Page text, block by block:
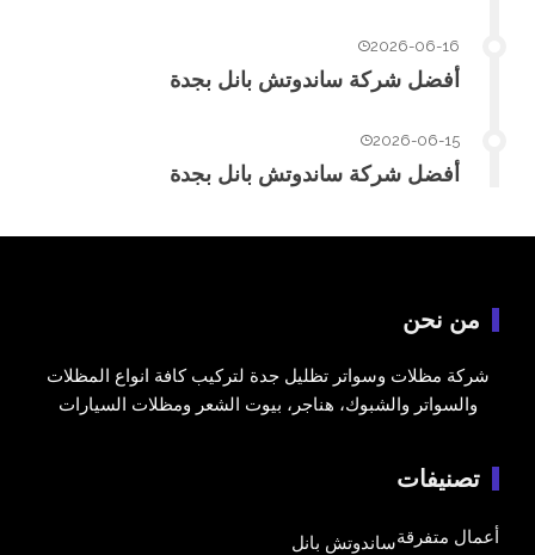
2026-06-16
أفضل شركة ساندوتش بانل بجدة
2026-06-15
أفضل شركة ساندوتش بانل بجدة
من نحن
شركة مظلات وسواتر تظليل جدة لتركيب كافة انواع المظلات
والسواتر والشبوك، هناجر، بيوت الشعر ومظلات السيارات
تصنيفات
أعمال متفرقةساندوتش بانل